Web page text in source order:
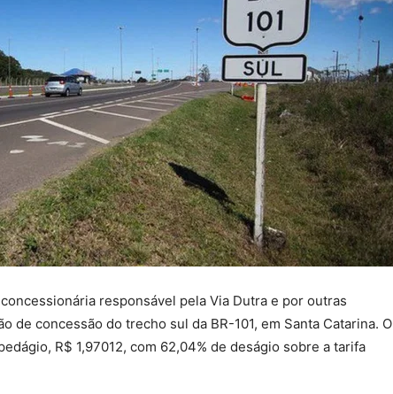
responsável pela Via Dutra e por outras
de concessão do trecho sul da BR-101, em Santa Catarina. O
R$ 1,97012, com 62,04% de deságio sobre a tarifa